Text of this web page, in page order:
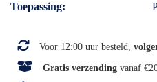
Toepassing
Voor 12:00 uur besteld,
Gratis verzending vanaf